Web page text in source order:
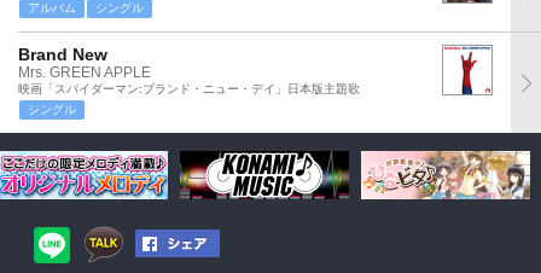
アルバム シングル
Brand New
Mrs. GREEN APPLE
映画「スパイダーマン:ブランド・ニュー・デイ」日本版主題歌
シングル